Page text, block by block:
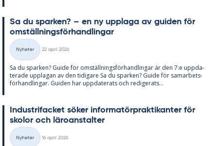
Sa du spar­ken? – en ny upp­laga av gui­den för
om­ställ­nings­för­hand­ling­ar
Kategorier
Nyheter
22 april 2026
Sa du spar­ken? Guide för om­ställ­nings­för­hand­ling­ar är den 7:e upp­da­
te­ra­de upp­la­gan av den ti­di­ga­re Sa du spar­ken? Guide för sam­ar­bets­
för­hand­ling­ar. Gui­den har upp­da­te­ra­ts och re­di­ge­ra­ts...
In­du­stri­fac­ket sö­ker in­for­ma­törprak­ti­kan­ter för
sko­lor och läro­an­stal­ter
Kategorier
Nyheter
16 april 2026